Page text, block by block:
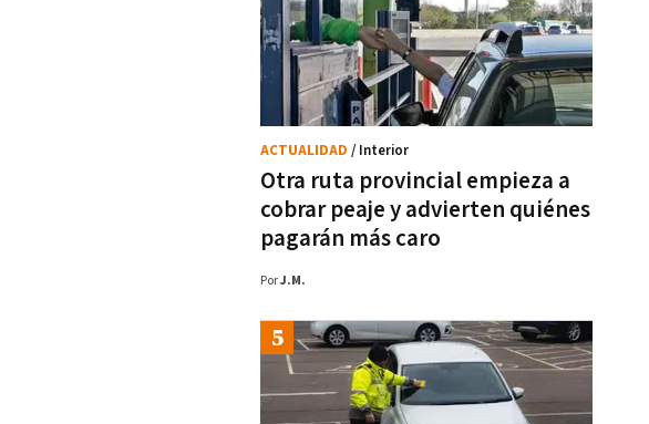
Otra ruta provincial empieza a
cobrar peaje y advierten quiénes
pagarán más caro
ACTUALIDAD / Interior
PorJ.M.